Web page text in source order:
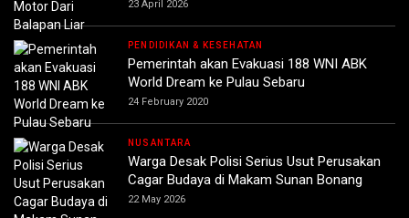
23 April 2026
PENDIDIKAN & KESEHATAN
Pemerintah akan Evakuasi 188 WNI ABK
World Dream ke Pulau Sebaru
24 February 2020
NUSANTARA
Warga Desak Polisi Serius Usut Perusakan
Cagar Budaya di Makam Sunan Bonang
22 May 2026